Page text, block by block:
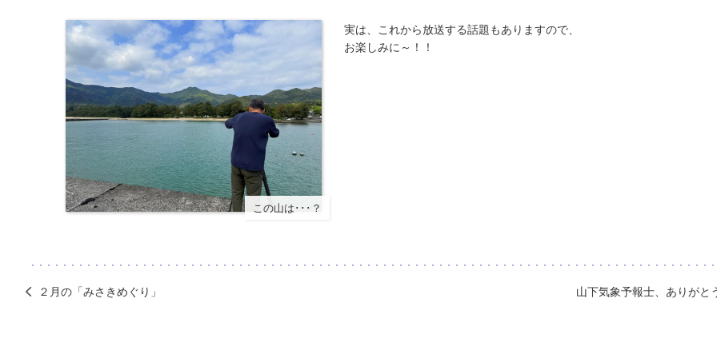
この山は･･･？
​​実は、これから放送する話題もありますので、
お楽しみに～！！
２月の「みさきめぐり」 山下気象予報士、ありがと